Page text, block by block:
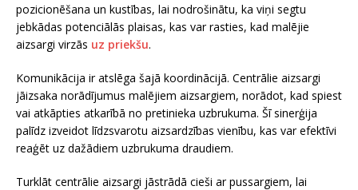
pozicionēšana un kustības, lai nodrošinātu, ka viņi segtu
jebkādas potenciālās plaisas, kas var rasties, kad malējie
aizsargi virzās uz priekšu.
Komunikācija ir atslēga šajā koordinācijā. Centrālie aizsargi
jāizsaka norādījumus malējiem aizsargiem, norādot, kad spiest
vai atkāpties atkarībā no pretinieka uzbrukuma. Šī sinerģija
palīdz izveidot līdzsvarotu aizsardzības vienību, kas var efektīvi
reaģēt uz dažādiem uzbrukuma draudiem.
Turklāt centrālie aizsargi jāstrādā cieši ar pussargiem, lai